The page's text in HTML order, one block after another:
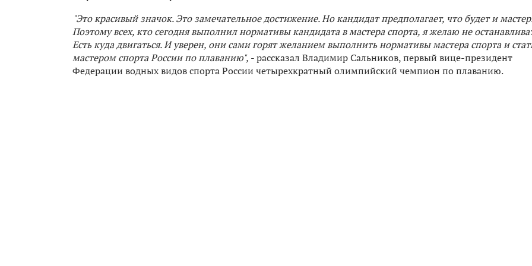
"Это красивый значок. Это замечательное достижение. Но кандидат предполагает, что будет и мастер.
Поэтому всех, кто сегодня выполнил нормативы кандидата в мастера спорта, я желаю не
Есть куда двигаться. И уверен, они сами горят желанием выполнить нормативы мастера спорта и
мастером спорта России по плаванию", - рассказал Владимир Сальников, первый вице-президент
Федерации водных видов спорта России четырехкратный олимпийский чемпион по плаванию.